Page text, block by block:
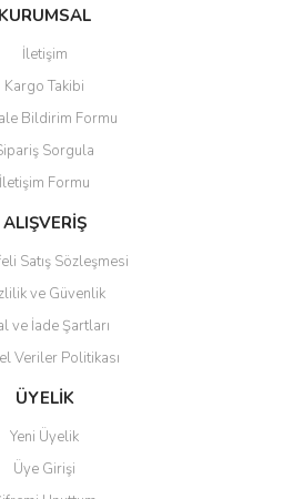
ilk yorumu siz yapın!
veya görüntülenemiyor.
bilgiler bulunuyor.
bulunuyor.
daha pahalı.
olmalı.
Gönder
KURUMSAL
İletişim
Kargo Takibi
Bildirim Formu
Sorgula
İletişim Formu
ALIŞVERİŞ
Satış Sözleşmesi
ve Güvenlik
ve İade Şartları
Veriler Politikası
ÜYELİK
Yeni Üyelik
Üye Girişi